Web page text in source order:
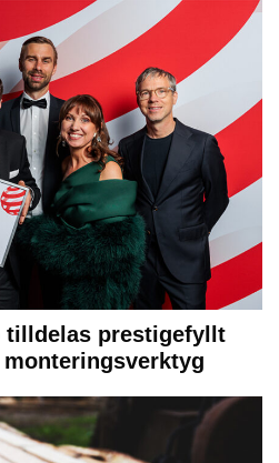
tilldelas prestigefyllt